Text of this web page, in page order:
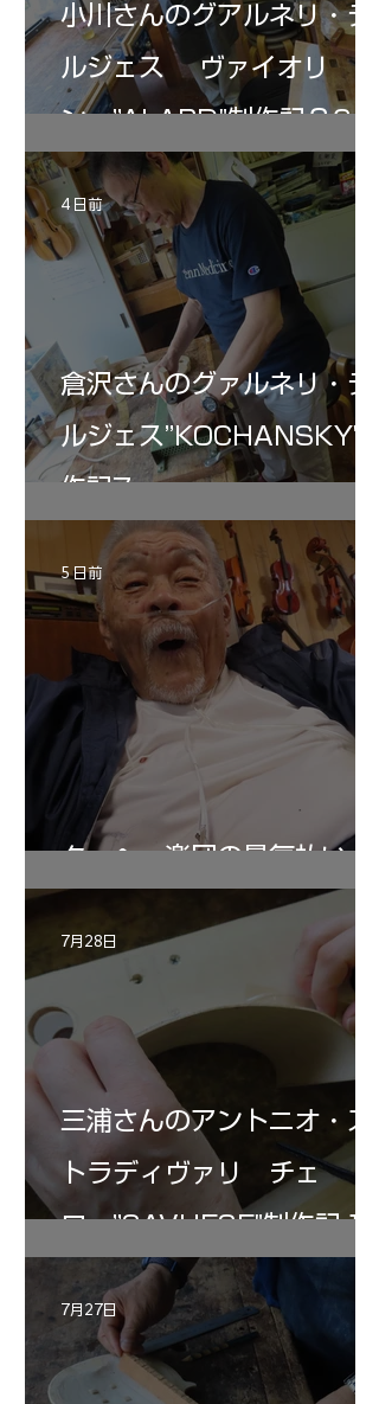
小川さんのグアルネリ・デ
ルジェス ヴァイオリ
ン ”ALARD"制作記３6
倉沢さんのグァルネリ・デ
ルジェス”KOCHANSKY"制
作記7
4 日前
ターヘー楽団の暑気払い
5 日前
三浦さんのアントニオ・ス
トラディヴァリ チェ
ロ ”SAVUESE"制作記１2
7月28日
7月27日